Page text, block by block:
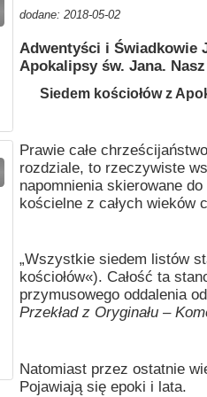
dodane: 2018-05-02
Adwentyści i Świadkowie
Apokalipsy św. Jana.
Siedem kościołów z
Prawie całe
rozdziale, to rzeczywiste
napomnienia skierowane
kościelne z całych wieków
„Wszystkie siedem listów
kościołów«). Całość ta
przymusowego oddalenia
Przekład z Oryginału –
Natomiast przez ostatnie
Pojawiają się epoki i lata.